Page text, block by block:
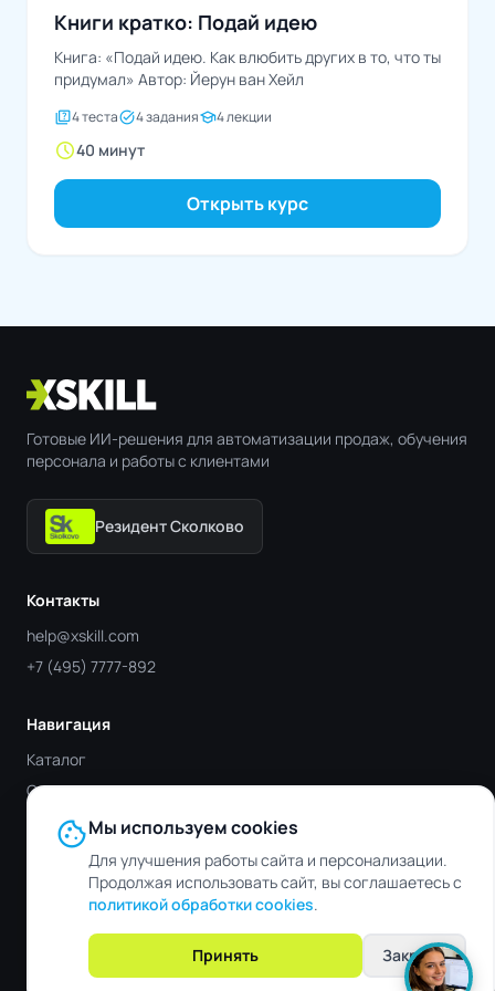
Книги кратко: Подай идею
Книга: «Подай идею. Как влюбить других в то, что ты
придумал» Автор: Йерун ван Хейл
quiz4 тестаtask_alt4 заданияschool4 лекции
schedule40 минут
Открыть курс
Готовые ИИ-решения для автоматизации продаж, обучения
персонала и работы с клиентами
Резидент Сколково
Контакты
help@xskill.com
+7 (495) 7777-892
Навигация
Каталог
Отрасли
Контакты
© 2019 - 2026 XSKILL. Все права защищены.
Файлы
Пользовательское
соглашение
cookieМы используем cookies
Для улучшения работы сайта и персонализации.
Продолжая использовать сайт, вы соглашаетесь с
политикой обработки cookies.
Принять Закрыть